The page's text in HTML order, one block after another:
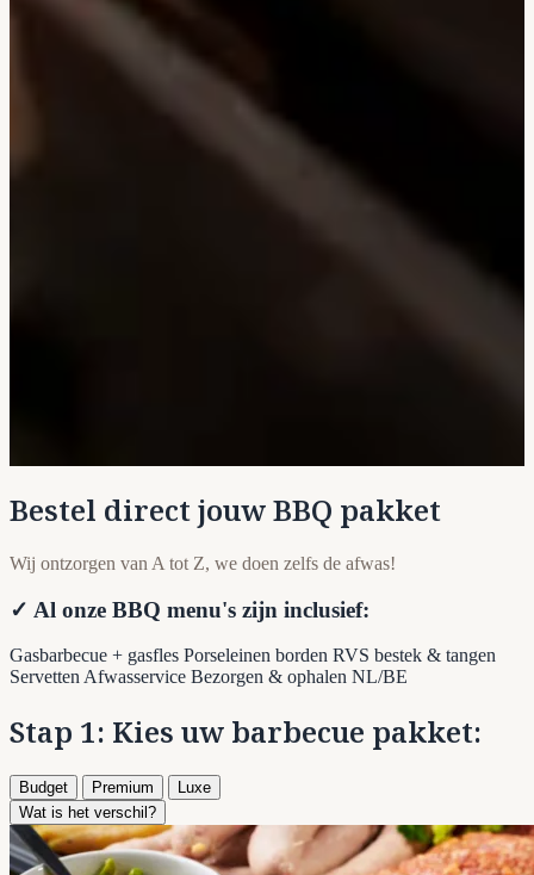
Bestel direct jouw BBQ pakket
Wij ontzorgen van A tot Z, we doen zelfs de afwas!
✓ Al onze BBQ menu's zijn inclusief:
Gasbarbecue + gasfles Porseleinen borden RVS bestek & tangen
ServettenAfwasservice Bezorgen & ophalen NL/BE
Stap 1: Kies uw barbecue pakket:
Budget Premium
Luxe
Wat is het verschil?